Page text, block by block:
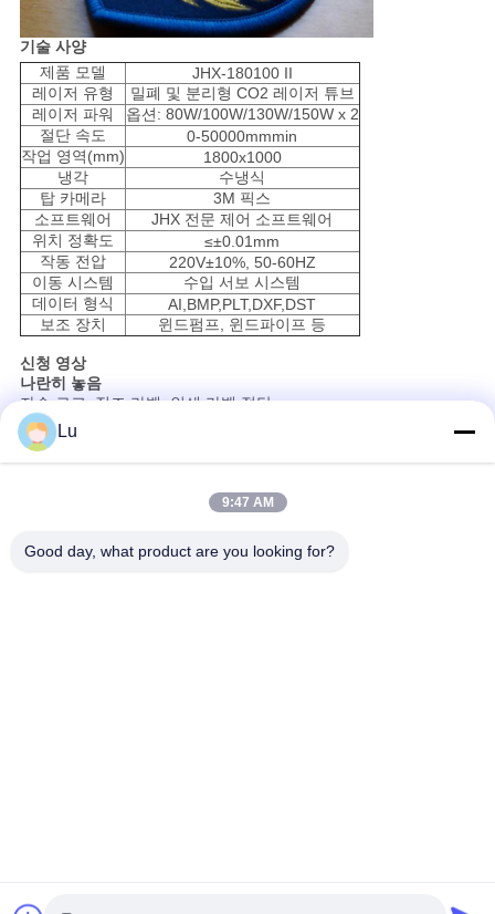
기술 사양
제품 모델
JHX-180100 II
레이저 유형
밀폐 및 분리형 CO2 레이저 튜브
레이저 파워
옵션: 80W/100W/130W/150W x 2
절단 속도
0-50000mmmin
작업 영역(mm)
1800x1000
냉각
수냉식
탑 카메라
3M 픽스
소프트웨어
JHX 전문 제어 소프트웨어
위치 정확도
≤±0.01mm
작동 전압
220V±10%, 50-60HZ
이동 시스템
수입 서보 시스템
데이터 형식
AI,BMP,PLT,DXF,DST
보조 장치
윈드펌프, 윈드파이프 등
신청 영상
나란히 놓음
자수 로고, 직조 라벨, 인쇄 라벨 절단
Lu
9:47 AM
Good day, what product are you looking for?